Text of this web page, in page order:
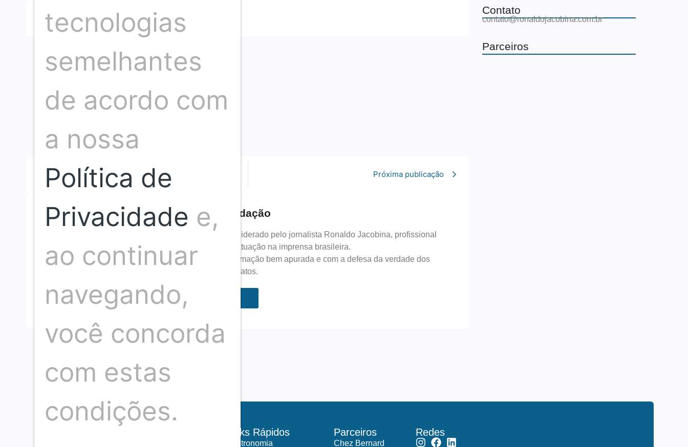
Compartilhar artigo
Publicação anterior Próxima publicação
Redação
Somos um time de profissionais de comunicação liderado pelo jornalista Ronaldo Jacobina, profissional
com mais de 30 anos de atuação na imprensa brasileira.
Neste espaço nosso compromisso é com a informação bem apurada e com a defesa da verdade dos
fatos.
Contato
contato@ronaldojacobina.com.br
Parceiros
Links Rápidos
Gastronomia
Parceiros
Chez Bernard
Redes
tecnologias
semelhantes
de acordo com
a nossa
Política de
Privacidade e,
ao continuar
navegando,
você concorda
com estas
condições.